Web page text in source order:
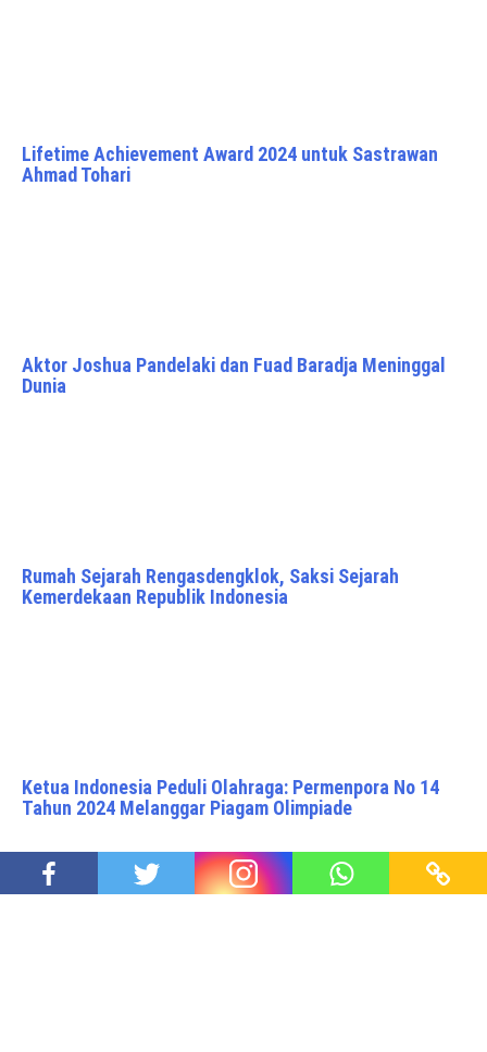
Lifetime Achievement Award 2024 untuk Sastrawan
Ahmad Tohari
Aktor Joshua Pandelaki dan Fuad Baradja Meninggal
Dunia
Rumah Sejarah Rengasdengklok, Saksi Sejarah
Kemerdekaan Republik Indonesia
Ketua Indonesia Peduli Olahraga: Permenpora No 14
Tahun 2024 Melanggar Piagam Olimpiade